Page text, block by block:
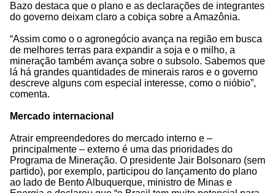
Bazo destaca que o plano e as declarações de integrantes
do governo deixam claro a cobiça sobre a Amazônia.
“Assim como o o agronegócio avança na região em busca
de melhores terras para expandir a soja e o milho, a
mineração também avança sobre o subsolo. Sabemos que
lá há grandes quantidades de minerais raros e o governo
descreve alguns com especial interesse, como o nióbio”,
comenta.
Mercado internacional
Atrair empreendedores do mercado interno e –
principalmente – externo é uma das prioridades do
Programa de Mineração. O presidente Jair Bolsonaro (sem
partido), por exemplo, participou do lançamento do plano
ao lado de Bento Albuquerque, ministro de Minas e